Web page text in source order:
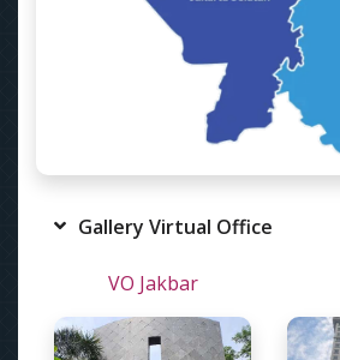
Gallery Virtual Office
VO Jakbar